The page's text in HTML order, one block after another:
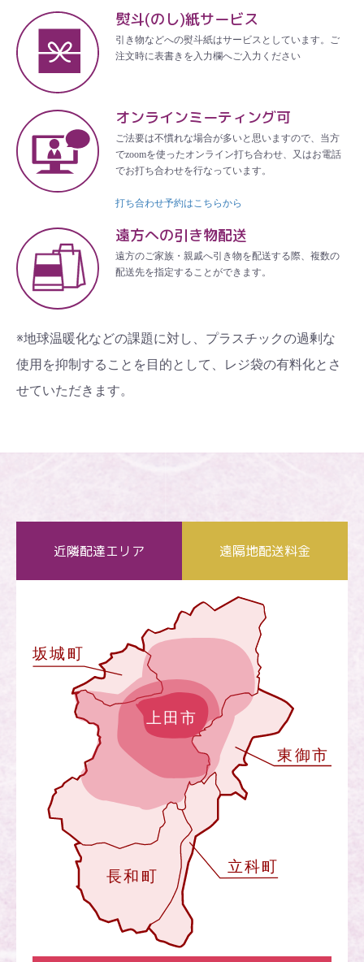
熨斗(のし)紙サービス
引き物などへの熨斗紙はサービスとしています。ご
注文時に表書きを入力欄へご入力ください
オンラインミーティング可
ご法要は不慣れな場合が多いと思いますので、当方
でzoomを使ったオンライン打ち合わせ、又はお電話
でお打ち合わせを行なっています。
打ち合わせ予約はこちらから
遠方への引き物配送
遠方のご家族・親戚へ引き物を配送する際、複数の
配送先を指定することができます。
※地球温暖化などの課題に対し、プラスチックの過剰な
使用を抑制することを目的として、レジ袋の有料化とさ
せていただきます。
近隣配達エリア 遠隔地配送料金